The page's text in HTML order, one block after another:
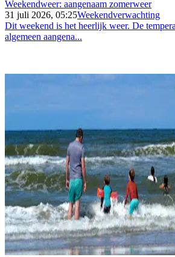
Weekendweer: aangenaam zomerweer
31 juli 2026, 05:25Weekendverwachting
Dit weekend is het heerlijk weer. De
algemeen aangena...